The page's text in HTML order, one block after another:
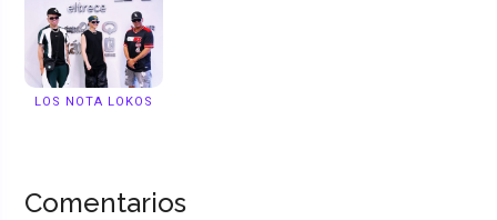
LOS NOTA LOKOS
Comentarios